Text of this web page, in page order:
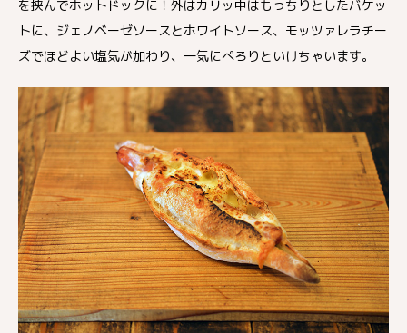
を挟んでホットドックに！外はカリッ中はもっちりとしたバケッ
トに、ジェノベーゼソースとホワイトソース、モッツァレラチー
ズでほどよい塩気が加わり、一気にぺろりといけちゃいます。